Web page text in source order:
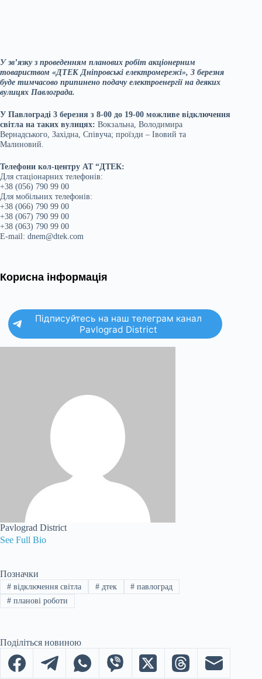
У зв’язку з проведенням планових робіт акціонерним
товариством «ДТЕК Дніпровські електромережі», 3 березня
буде тимчасово припинено подачу електроенергії на деяких
вулицях Павлограда.
У Павлограді 3 березня з 8-00 до 19-00 можливе відключення
світла на таких вулицях: Вокзальна, Володимира
Вернадського, Західна, Співуча; проїзди – Івовий та
Малиновий.
Телефони кол-центру АТ “ДТЕК:
Для стаціонарних телефонів:
+38 (056) 790 99 00
Для мобільних телефонів:
+38 (066) 790 99 00
+38 (067) 790 99 00
+38 (063) 790 99 00
E-mail: dnem@dtek.com
Корисна інформація
Підписуйтесь на наш телеграм канал
Pavlograd District
Pavlograd District
See Full Bio
Позначки
#відключення світла #дтек # павлоград
#планові роботи
Поділіться новиною